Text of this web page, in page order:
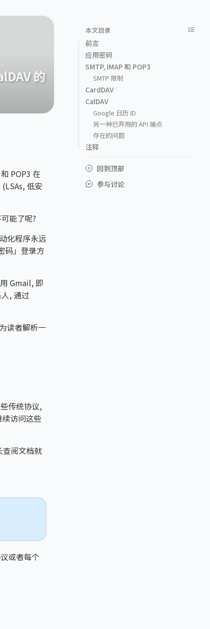
的
POP3 在
低安
能了呢?
化程序永远
码」登录方
Gmail, 即
, 通过
读者解析一
传统协议,
访问这些
阅文档就
或者每个
本文目录
前言
应用密码
SMTP, IMAP 和 POP3
SMTP 限制
CardDAV
CalDAV
Google 日历 ID
另一种已弃用的 API 端点
存在的问题
注释
回到顶部
参与讨论